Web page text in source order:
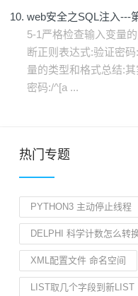
web安全之SQL注入---
5-1严格检查输入变量
断正则表达式:验证密
量的类型和格式总结:
密码:/^[a ...
热门专题
PYTHON3 主动停止线程
DELPHI 科学计数怎么转
XML配置文件 命名空间
LIST取几个字段到新LIST